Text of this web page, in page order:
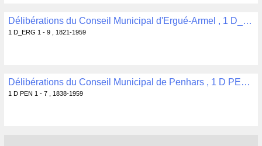
Délibérations du Conseil Municipal d'Ergué-Armel , 1 D_ERG 1 - 9
1 D_ERG 1 - 9 , 1821-1959
Délibérations du Conseil Municipal de Penhars , 1 D PEN 1 - 7
1 D PEN 1 - 7 , 1838-1959